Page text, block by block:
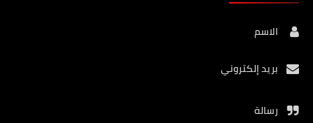
الاسم
بريد إلكتروني
رسالة